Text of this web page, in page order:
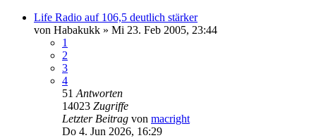
Life Radio auf 106,5 deutlich stärker
von Habakukk » Mi 23. Feb 2005, 23:44
1
2
3
4
51 Antworten
14023 Zugriffe
Letzter Beitrag von macright
Do 4. Jun 2026, 16:29